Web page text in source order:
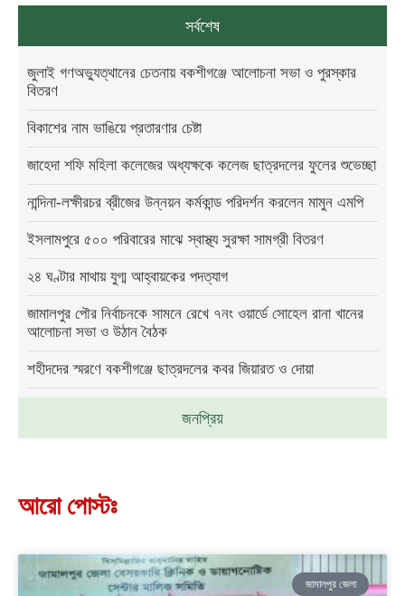
সর্বশেষ
জনপ্রিয়
জুলাই গণঅভ্যুত্থানের চেতনায় বকশীগঞ্জে আলোচনা সভা ও পুরস্কার
বিতরণ
বিকাশের নাম ভাঙিয়ে প্রতারণার চেষ্টা
জাহেদা শফি মহিলা কলেজের অধ্যক্ষকে কলেজ ছাত্রদলের ফুলের শুভেচ্ছা
নান্দিনা-লক্ষীরচর ব্রীজের উন্নয়ন কর্মকান্ড পরিদর্শন করলেন মামুন এমপি
ইসলামপুরে ৫০০ পরিবারের মাঝে স্বাস্থ্য সুরক্ষা সামগ্রী বিতরণ
২৪ ঘণ্টার মাথায় যুগ্ম আহ্বায়কের পদত্যাগ
জামালপুর পৌর নির্বাচনকে সামনে রেখে ৭নং ওয়ার্ডে সোহেল রানা খানের
আলোচনা সভা ও উঠান বৈঠক
শহীদদের স্মরণে বকশীগঞ্জে ছাত্রদলের কবর জিয়ারত ও দোয়া
আরো পোস্টঃ
জামালপুর জেলা